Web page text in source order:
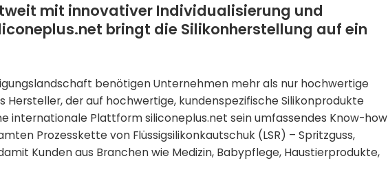
mit innovativer Individualisierung und
bringt die Silikonherstellung auf ein
benötigen Unternehmen mehr als nur hochwertige
Hersteller, der auf hochwertige, kundenspezifische Silikonprodukte
internationale Plattform siliconeplus.net sein umfassendes Know-how
Prozesskette von Flüssigsilikonkautschuk (LSR) – Spritzguss,
Kunden aus Branchen wie Medizin, Babypflege, Haustierprodukte,